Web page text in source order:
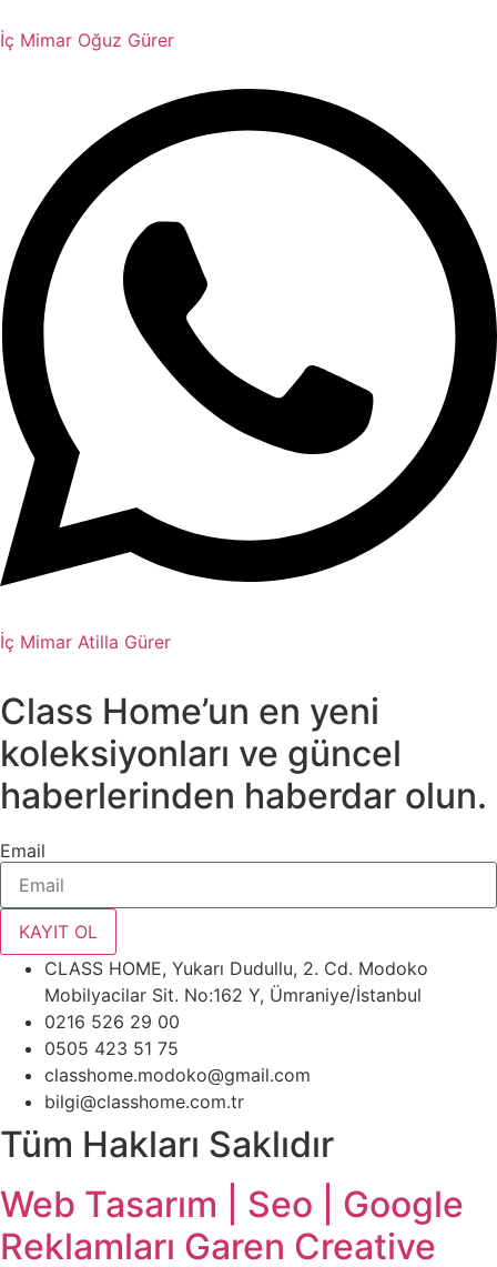
İç Mimar Oğuz Gürer
İç Mimar Atilla Gürer
Class Home’un en yeni
koleksiyonları ve güncel
haberlerinden haberdar olun.
Email
KAYIT OL
CLASS HOME, Yukarı Dudullu, 2. Cd. Modoko
Mobilyacilar Sit. No:162 Y, Ümraniye/İstanbul
0216 526 29 00
0505 423 51 75
classhome.modoko@gmail.com
bilgi@classhome.com.tr
Tüm Hakları Saklıdır
Web Tasarım | Seo | Google
Reklamları Garen Creative